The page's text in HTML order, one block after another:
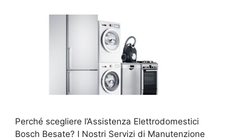
Perché scegliere l’Assistenza Elettrodomestici
Bosch Besate? I Nostri Servizi di Manutenzione